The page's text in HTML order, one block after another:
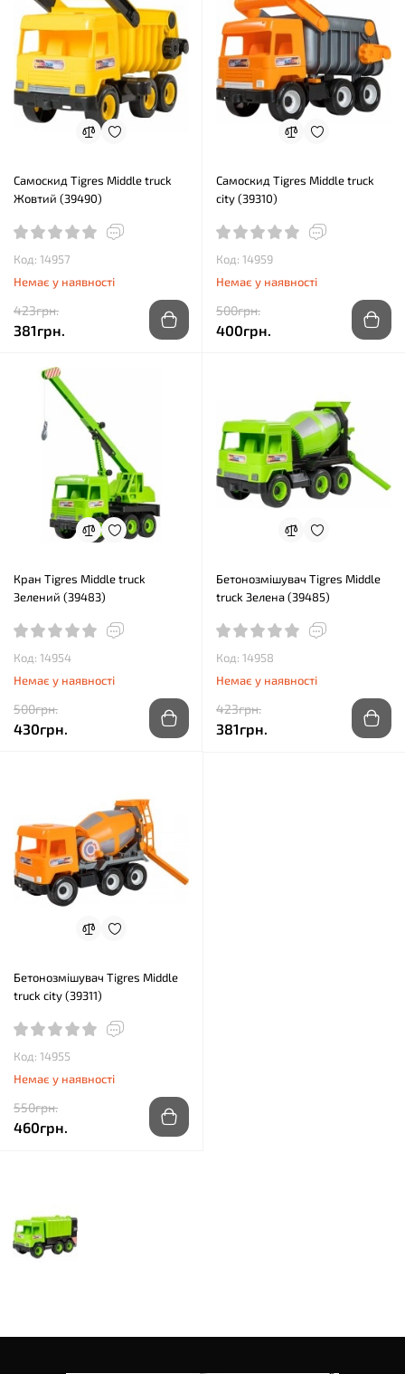
Самоскид Tigres Middle truck
Жовтий (39490)
Код: 14957
Немає у наявності
423грн.
381грн.
Самоскид Tigres Middle truck
city (39310)
Код: 14959
Немає у наявності
500грн.
400грн.
Кран Tigres Middle truck
Зелений (39483)
Код: 14954
Немає у наявності
500грн.
430грн.
Бетонозмішувач Tigres Middle
truck Зелена (39485)
Код: 14958
Немає у наявності
423грн.
381грн.
Бетонозмішувач Tigres Middle
truck city (39311)
Код: 14955
Немає у наявності
550грн.
460грн.